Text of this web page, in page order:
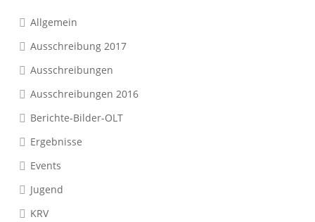
Allgemein
Ausschreibung 2017
Ausschreibungen
Ausschreibungen 2016
Berichte-Bilder-OLT
Ergebnisse
Events
Jugend
KRV